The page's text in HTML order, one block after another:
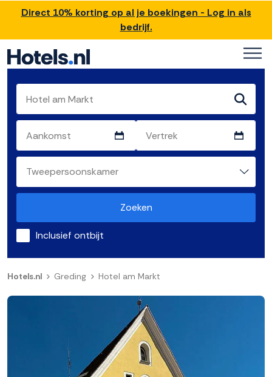
Direct 10% korting op al je boekingen - Log in als
bedrijf.
Zoeken
Inclusief ontbijt
Hotels.nl Greding Hotel am Markt